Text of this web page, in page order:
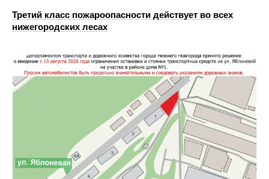
Третий класс пожароопасности действует во всех
нижегородских лесах